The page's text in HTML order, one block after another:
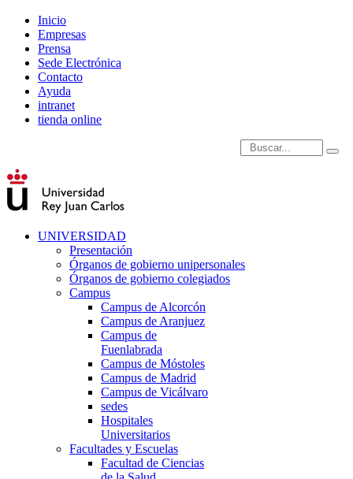
Inicio
Empresas
Prensa
Sede Electrónica
Contacto
Ayuda
intranet
tienda online
Introduce términos de
UNIVERSIDAD
Presentación
Órganos de gobierno unipersonales
Órganos de gobierno colegiados
Campus
Campus de Alcorcón
Campus de Aranjuez
Campus de
Fuenlabrada
Campus de Móstoles
Campus de Madrid
Campus de Vicálvaro
sedes
Hospitales
Universitarios
Facultades y Escuelas
Facultad de Ciencias